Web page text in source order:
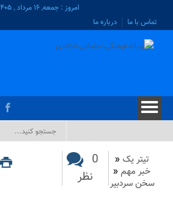
امروز : جمعه, ۱۶ مرداد , ۱۴۰۵
تماس با ما
درباره ما
تیتر یک «
خبر مهم «
سخن سردبیر
0
نظر